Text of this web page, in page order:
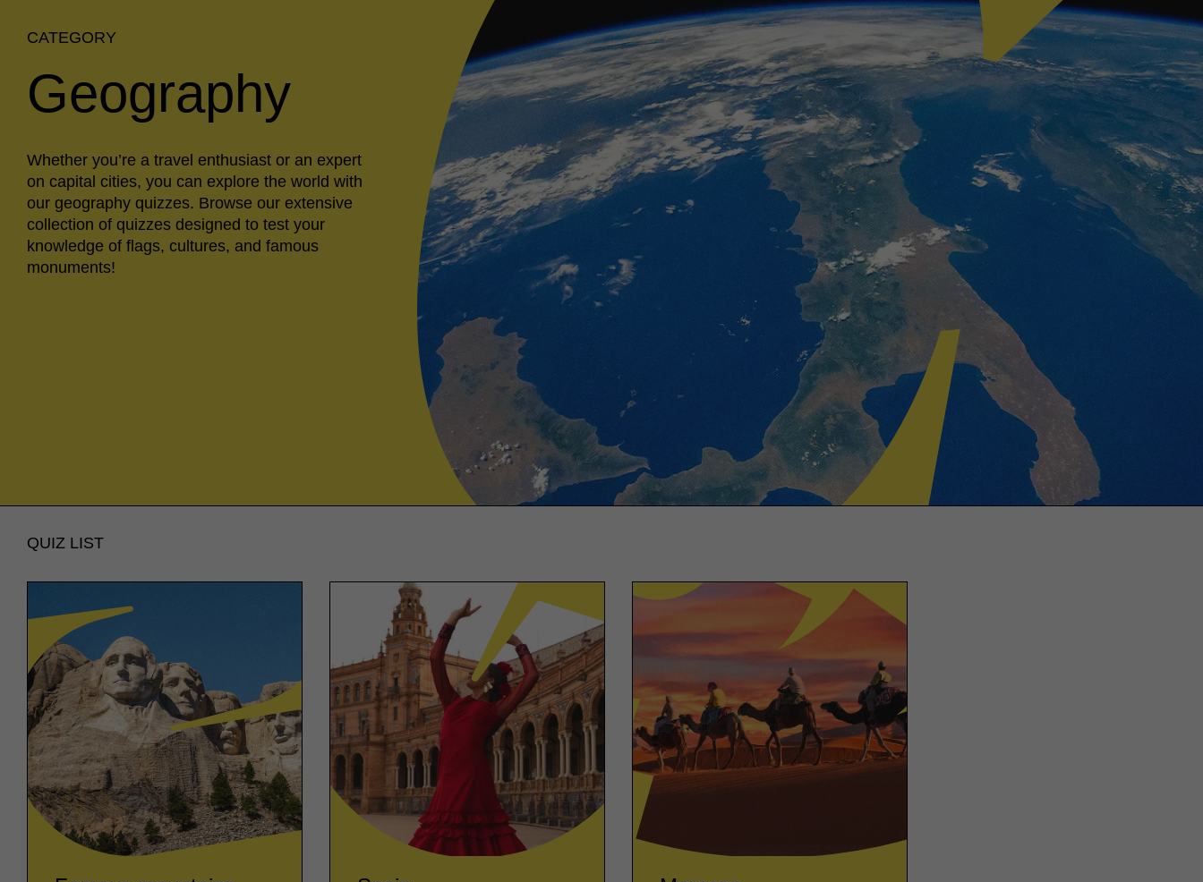
CATEGORY
Geography
Whether you’re a travel enthusiast or an expert
on capital cities, you can explore the world with
our geography quizzes. Browse our extensive
collection of quizzes designed to test your
knowledge of flags, cultures, and famous
monuments!
QUIZ LIST